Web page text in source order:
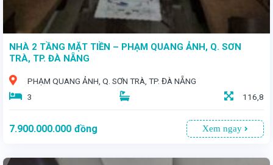
NHÀ 2 TẦNG MẶT TIỀN – PHẠM QUANG ẢNH, Q. SƠN
TRÀ, TP. ĐÀ NẴNG
PHẠM QUANG ẢNH, Q. SƠN TRÀ, TP. ĐÀ NẴNG
3
116,8
7.900.000.000 đồng Xem ngay